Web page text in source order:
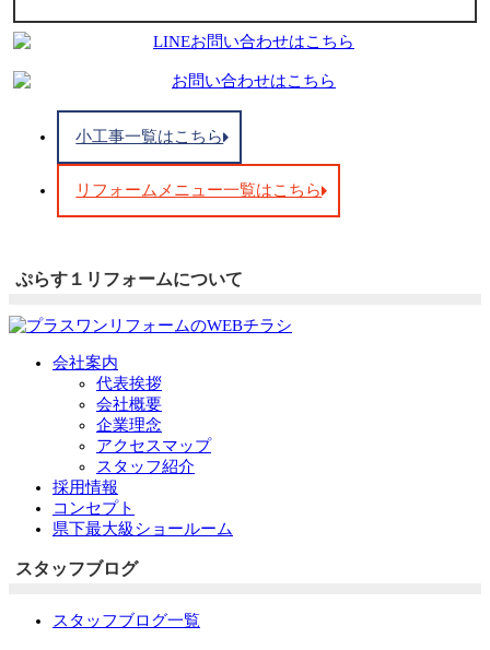
小工事一覧はこちら
リフォームメニュー一覧はこちら
ぷらす１リフォームについて
会社案内
代表挨拶
会社概要
企業理念
アクセスマップ
スタッフ紹介
採用情報
コンセプト
県下最大級ショールーム
スタッフブログ
スタッフブログ一覧